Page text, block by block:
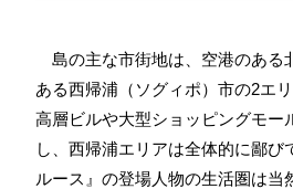
島の主な市街地は、空港のある
ある西帰浦（ソグィポ）市の2エ
高層ビルや大型ショッピングモー
し、西帰浦エリアは全体的に鄙び
ルース』の登場人物の生活圏は当